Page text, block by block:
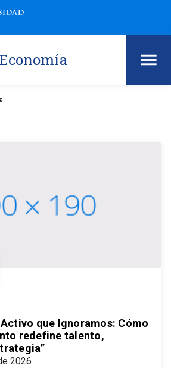
que Ignoramos: Cómo
redefine talento,
2026